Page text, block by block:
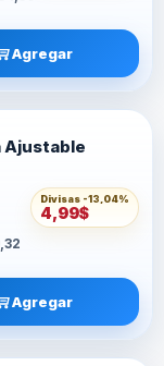
Agregar
Ajustable
Divisas -13,04%
4,99$
Agregar